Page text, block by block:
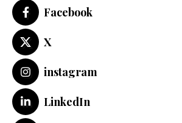
Facebook
X
instagram
LinkedIn